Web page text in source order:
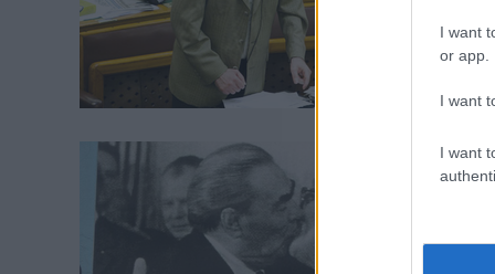
I want
or app.
I want
I want